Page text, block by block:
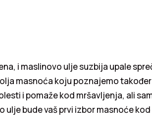
i maslinovo ulje suzbija upale
masnoća koju poznajemo
i pomaže kod mršavljenja, ali
ulje bude vaš prvi izbor masnoće